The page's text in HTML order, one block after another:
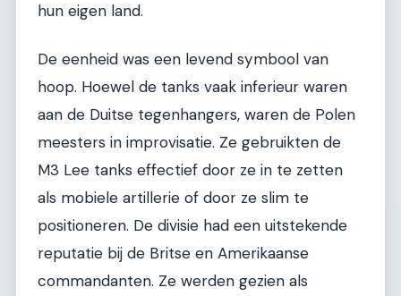
hun eigen land.
De eenheid was een levend symbool van
hoop. Hoewel de tanks vaak inferieur waren
aan de Duitse tegenhangers, waren de Polen
meesters in improvisatie. Ze gebruikten de
M3 Lee tanks effectief door ze in te zetten
als mobiele artillerie of door ze slim te
positioneren. De divisie had een uitstekende
reputatie bij de Britse en Amerikaanse
commandanten. Ze werden gezien als